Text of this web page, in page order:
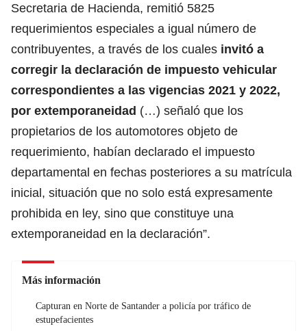
Secretaria de Hacienda, remitió 5825
requerimientos especiales a igual número de
contribuyentes, a través de los cuales invitó a
corregir la declaración de impuesto vehicular
correspondientes a las vigencias 2021 y 2022,
por extemporaneidad (…) señaló que los
propietarios de los automotores objeto de
requerimiento, habían declarado el impuesto
departamental en fechas posteriores a su matrícula
inicial, situación que no solo está expresamente
prohibida en ley, sino que constituye una
extemporaneidad en la declaración”.
Más información
Capturan en Norte de Santander a policía por tráfico de
estupefacientes